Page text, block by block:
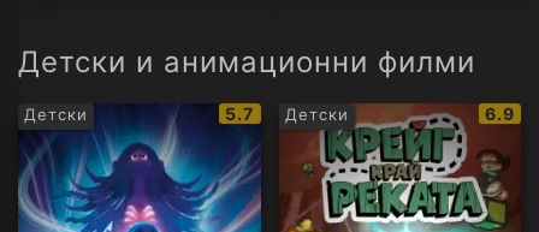
Детски и анимационни филми
Детски
IMDb
рейтинг:
5.7 Детски
IMDb
6.9